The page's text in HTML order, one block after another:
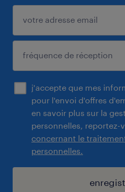
j'accepte que mes
pour l'envoi d'offres
en savoir plus sur la
personnelles, reportez-
concernant le
personnelles.